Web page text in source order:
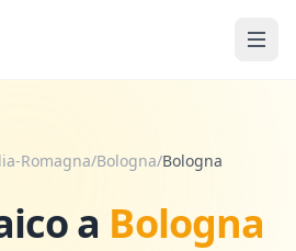
Romagna/Bologna/Bologna
a Bologna